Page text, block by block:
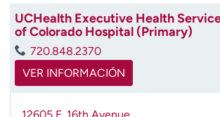
UCHealth Executive Health
of Colorado Hospital (Primary)
720.848.2370
VER INFORMACIÓN
12605 E. 16th Avenue